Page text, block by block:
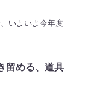
いよいよ今年度
留める、道具